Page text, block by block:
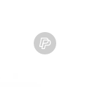
4 ore – Rischio